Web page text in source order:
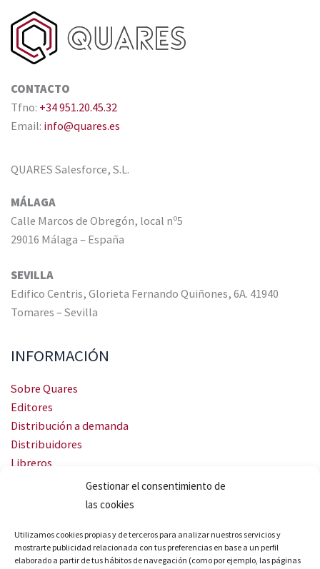
Gestionar el consentimiento de
las cookies
Utilizamos cookies propias y de terceros para analizar nuestros servicios y
mostrarte publicidad relacionada con tus preferencias en base a un perfil
elaborado a partir de tus hábitos de navegación (como por ejemplo, las páginas
CONTACTO
Tfno: +34 951.20.45.32
Email: info@quares.es
QUARES Salesforce, S.L.
MÁLAGA
Calle Marcos de Obregón, local nº5
29016 Málaga – España
SEVILLA
Edifico Centris, Glorieta Fernando Quiñones, 6A. 41940
Tomares – Sevilla
INFORMACIÓN
Sobre Quares
Editores
Distribución a demanda
Distribuidores
Libreros
Servicio Landingweb
Crea tu audiobook